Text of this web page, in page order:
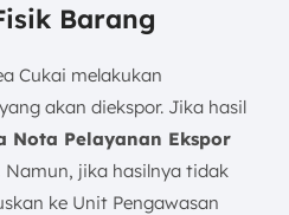
Barang
Cukai melakukan
akan diekspor. Jika hasil
Nota Pelayanan Ekspor
Namun, jika hasilnya tidak
ke Unit Pengawasan